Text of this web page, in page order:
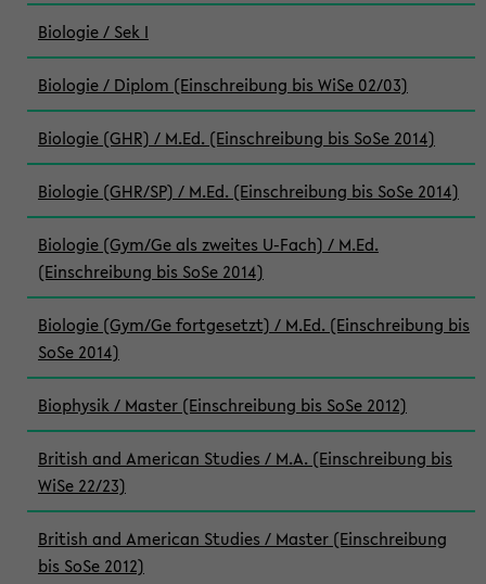
Biologie / Sek I
Biologie / Diplom (Einschreibung bis WiSe 02/03)
Biologie (GHR) / M.Ed. (Einschreibung bis SoSe 2014)
Biologie (GHR/SP) / M.Ed. (Einschreibung bis SoSe 2014)
Biologie (Gym/Ge als zweites U-Fach) / M.Ed.
(Einschreibung bis SoSe 2014)
Biologie (Gym/Ge fortgesetzt) / M.Ed. (Einschreibung bis
SoSe 2014)
Biophysik / Master (Einschreibung bis SoSe 2012)
British and American Studies / M.A. (Einschreibung bis
WiSe 22/23)
British and American Studies / Master (Einschreibung
bis SoSe 2012)